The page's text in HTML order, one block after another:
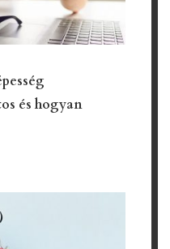
és hogyan